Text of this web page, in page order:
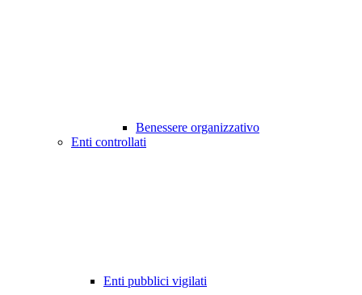
Benessere organizzativo
Enti controllati
Enti pubblici vigilati